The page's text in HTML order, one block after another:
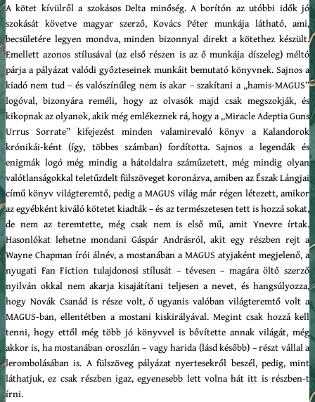
A kötet kívülről a szokásos Delta minőség. A borítón az utóbbi idők jó
szokását követve magyar szerző, Kovács Péter munkája látható, ami,
becsületére legyen mondva, minden bizonnyal direkt a kötethez készült.
Emellett azonos stílusával (az első részen is az ő munkája díszeleg) méltó
párja a pályázat valódi győzteseinek munkáit bemutató könyvnek. Sajnos a
kiadó nem tud – és valószínűleg nem is akar – szakítani a „hamis-MAGUS”
logóval, bizonyára reméli, hogy az olvasók majd csak megszokják, és
kikopnak az olyanok, akik még emlékeznek rá, hogy a „Miracle Adeptia Guns
Urrus Sorrate” kifejezést minden valamirevaló könyv a Kalandorok
krónikái-ként (így, többes számban) fordította. Sajnos a legendák és
enigmák logó még mindig a hátoldalra száműzetett, még mindig olyan
valótlanságokkal teletűzdelt fülszöveget koronázva, amiben az Észak Lángjai
című könyv világteremtő, pedig a MAGUS világ már régen létezett, amikor
az egyébként kiváló kötetet kiadták – és az természetesen tett is hozzá sokat,
de nem az teremtette, még csak nem is első mű, amit Ynevre írtak.
Hasonlókat lehetne mondani Gáspár Andrásról, akit egy részben rejt a
Wayne Chapman írói álnév, a mostanában a MAGUS atyjaként megjelenő, a
nyugati Fan Fiction tulajdonosi stílusát – tévesen – magára öltő szerző
nyilván okkal nem akarja kisajátítani teljesen a nevet, és hangsúlyozza,
hogy Novák Csanád is része volt, ő ugyanis valóban világteremtő volt a
MAGUS-ban, ellentétben a mostani kiskirályával. Megint csak hozzá kell
tenni, hogy ettől még több jó könyvvel is bővítette annak világát, még
akkor is, ha mostanában oroszlán – vagy harida (lásd később) – részt vállal a
lerombolásában is. A fülszöveg pályázat nyertesekről beszél, pedig, mint
láthatjuk, ez csak részben igaz, egyenesebb lett volna hát itt is részben-t
írni.